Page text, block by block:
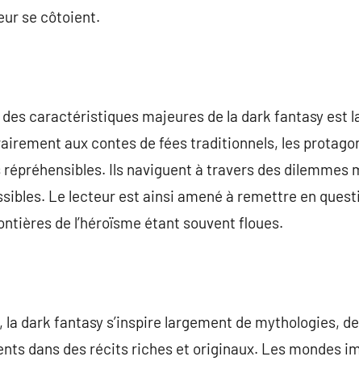
se côtoient.
des caractéristiques majeures de la dark fantasy
aux contes de fées traditionnels, les
Ils naviguent à travers des dilemmes
Le lecteur est ainsi amené à remettre en
de l’héroïsme étant souvent floues.
la dark fantasy s’inspire largement de mythologies,
dans des récits riches et originaux. Les mondes